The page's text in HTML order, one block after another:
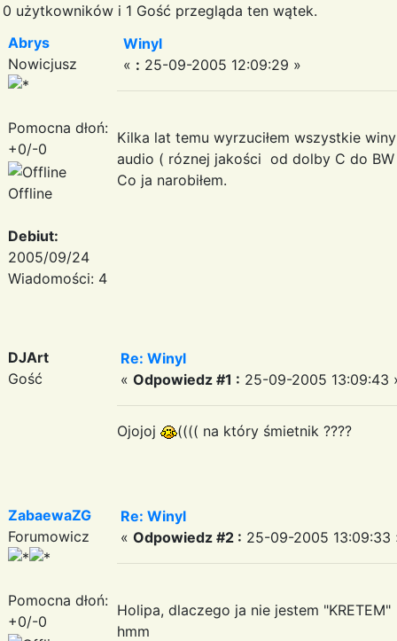
0 użytkowników i 1 Gość przegląda ten wątek.
Abrys
Nowicjusz
Pomocna dłoń:
+0/-0
Offline
Debiut:
2005/09/24
Wiadomości: 4
Winyl
« : 25-09-2005 12:09:29 »
Kilka lat temu wyrzuciłem wszystkie
audio ( róznej jakości od dolby C do
Co ja narobiłem.
DJArt
Gość
Re: Winyl
« Odpowiedz #1 : 25-09-2005 13:09:43
Ojojoj (((( na który śmietnik ????
ZabaewaZG
Forumowicz
Pomocna dłoń:
+0/-0
Re: Winyl
« Odpowiedz #2 : 25-09-2005 13:09:33
Holipa, dlaczego ja nie jestem "KRETEM"
hmm